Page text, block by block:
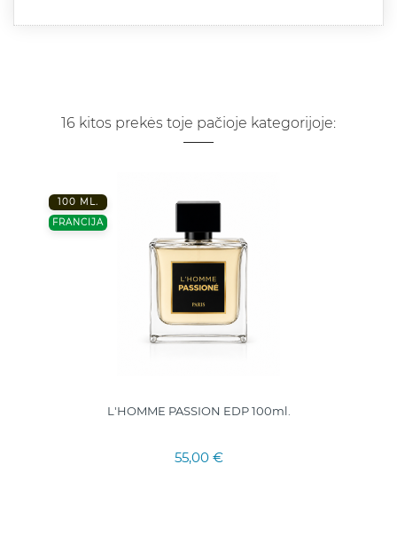
16 kitos prekės toje pačioje kategorijoje:
100 ML.
FRANCIJA
L'HOMME PASSION EDP 100ml.
55,00 €